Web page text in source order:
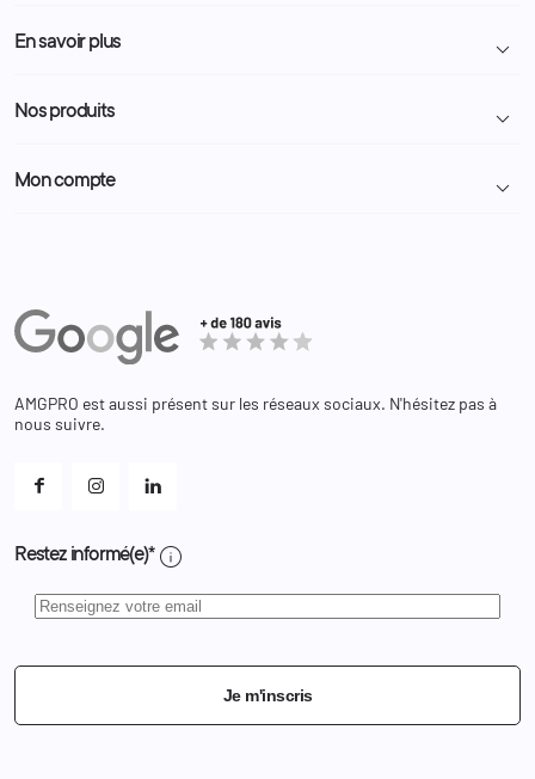
Livraison et retour colis
Demande de devis
Nous contacter
En savoir plus 
Programme Fidélité
Administration
Nos produits 
Police Municipale | ASVP
Equipements
Bagagerie
Mon compte 
Adresses
Bons de réduction
Et les cookies ?
AMGPRO est aussi présent sur les réseaux sociaux. N'hésitez pas à
nous suivre.
Restez informé(e)* info
Je m'inscris